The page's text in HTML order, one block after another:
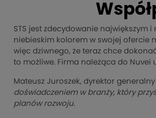
STS jest zdecydowanie największym
niebieskim kolorem w swojej ofercie
więc dziwnego, że teraz chce
to możliwe. Firma należąca do
Mateusz Juroszek, dyrektor generalny
doświadczeniem w branży, który
planów rozwoju.